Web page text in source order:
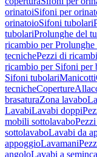
orinatoiSifoni per
orinatoioSifoni tubolari
tubolariProlunghe del
ricambio per
tecnichePezzi di
ricambio per Sifoni per
Sifoni tubolariManicotti
tecnicheCoperture
brasaturaZona lavabo
LavabiLavabi doppi
mobili sottolavabo
sottolavaboLavabi da
appoggioLavamani
angoloLavabi a